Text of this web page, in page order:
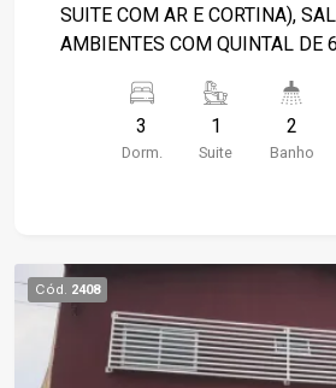
SUITE COM AR E CORTINA),
AMBIENTES COM QUINTAL DE
GABINETE/BOX/ESPELHO,
GARAGEM. PROXIMO Á
3
Dorm.
1
Suite
2
Banho
Cód. 2408